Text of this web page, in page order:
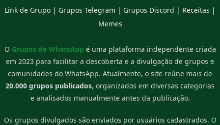
Link de Grupo | Grupos Telegram | Grupos Discord | Receitas |
Memes
O Grupos de WhatsApp é uma plataforma independente criada
em 2023 para facilitar a descoberta e a divulgação de grupos e
comunidades do WhatsApp. Atualmente, o site reúne mais de
20.000 grupos publicados, organizados em diversas categorias
e analisados manualmente antes da publicação.
Os grupos divulgados são enviados por usuários cadastrados. O